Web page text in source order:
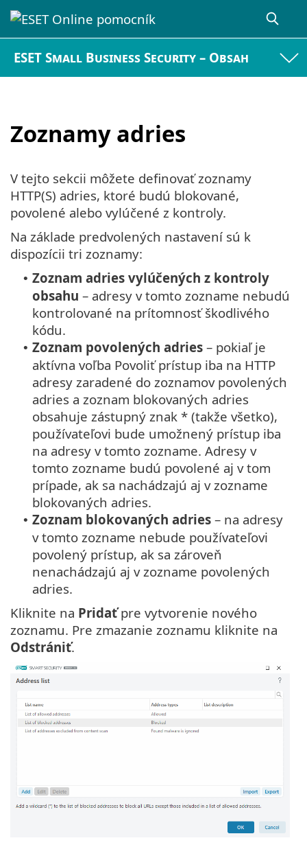
ESET Small Business Security – Obsah
Zoznamy adries
V tejto sekcii môžete definovať zoznamy
HTTP(S) adries, ktoré budú blokované,
povolené alebo vylúčené z kontroly.
Na základe predvolených nastavení sú k
dispozícii tri zoznamy:
• Zoznam adries vylúčených z kontroly
obsahu – adresy v tomto zozname nebudú
kontrolované na prítomnosť škodlivého
kódu.
• Zoznam povolených adries – pokiaľ je
aktívna voľba Povoliť prístup iba na HTTP
adresy zaradené do zoznamov povolených
adries a zoznam blokovaných adries
obsahuje zástupný znak * (takže všetko),
používateľovi bude umožnený prístup iba
na adresy v tomto zozname. Adresy v
tomto zozname budú povolené aj v tom
prípade, ak sa nachádzajú aj v zozname
blokovaných adries.
• Zoznam blokovaných adries – na adresy
v tomto zozname nebude používateľovi
povolený prístup, ak sa zároveň
nenachádzajú aj v zozname povolených
adries.
Kliknite na Pridaťpre vytvorenie nového
zoznamu. Pre zmazanie zoznamu kliknite na
Odstrániť.